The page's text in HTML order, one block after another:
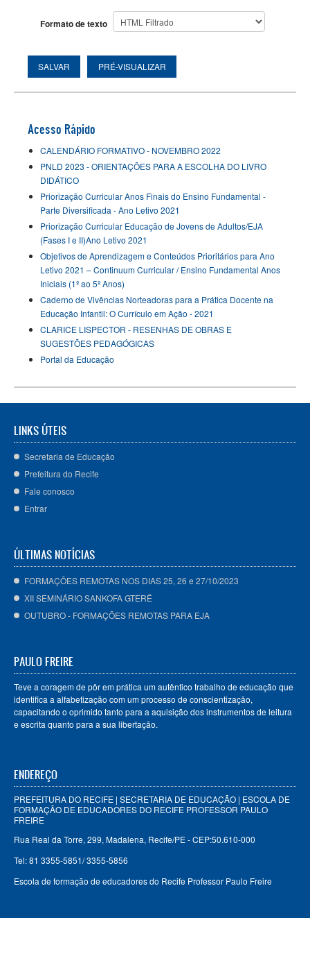
Formato de texto
Acesso Rápido
CALENDÁRIO FORMATIVO - NOVEMBRO 2022
PNLD 2023 - ORIENTAÇÕES PARA A ESCOLHA DO LIVRO
DIDÁTICO
Priorização Curricular Anos Finais do Ensino Fundamental -
Parte Diversificada - Ano Letivo 2021
Priorização Curricular Educação de Jovens de Adultos/EJA
(Fases I e II)Ano Letivo 2021
Objetivos de Aprendizagem e Conteúdos Prioritários para Ano
Letivo 2021 – Continuum Curricular / Ensino Fundamental Anos
Iniciais (1º ao 5º Anos)
Caderno de Vivências Norteadoras para a Prática Docente na
Educação Infantil: O Currículo em Ação - 2021
CLARICE LISPECTOR - RESENHAS DE OBRAS E
SUGESTÕES PEDAGÓGICAS
Portal da Educação
LINKS ÚTEIS
Secretaria de Educação
Prefeitura do Recife
Fale conosco
Entrar
ÚLTIMAS NOTÍCIAS
FORMAÇÕES REMOTAS NOS DIAS 25, 26 e 27/10/2023
XII SEMINÁRIO SANKOFA GTERÊ
OUTUBRO - FORMAÇÕES REMOTAS PARA EJA
PAULO FREIRE
Teve a coragem de pôr em prática um autêntico trabalho de educação que
identifica a alfabetização com um processo de conscientização,
capacitando o oprimido tanto para a aquisição dos instrumentos de leitura
e escrita quanto para a sua libertação.
ENDEREÇO
PREFEITURA DO RECIFE | SECRETARIA DE EDUCAÇÃO | ESCOLA DE
FORMAÇÃO DE EDUCADORES DO RECIFE PROFESSOR PAULO
FREIRE
Rua Real da Torre, 299, Madalena, Recife/PE - CEP:50.610-000
Tel: 81 3355-5851/ 3355-5856
Escola de formação de educadores do Recife Professor Paulo Freire